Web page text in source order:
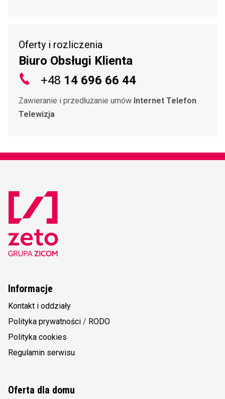
Oferty i rozliczenia
Biuro Obsługi Klienta
+48 14 696 66 44
Zawieranie i przedłużanie umów Internet Telefon
Telewizja
Informacje
Kontakt i oddziały
Polityka prywatności / RODO
Polityka cookies
Regulamin serwisu
Oferta dla domu